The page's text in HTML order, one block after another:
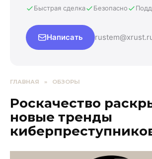
Быстрая сделка Безопасно
Написать
ГЛАВНАЯ » ОБЗОРЫ
Роскачество
новые тренды